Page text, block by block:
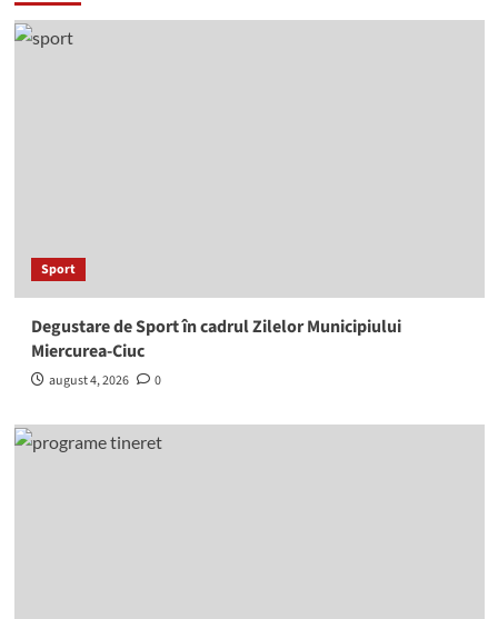
Sport
Degustare de Sport în cadrul Zilelor Municipiului
Miercurea-Ciuc
august 4, 2026 0